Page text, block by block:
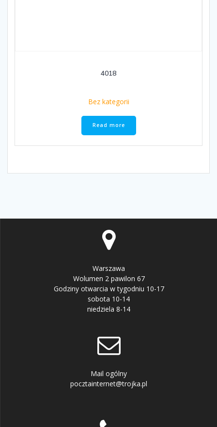
4018
Bez kategorii
Read more
Warszawa
Wolumen 2 pawilon 67
Godziny otwarcia w tygodniu 10-17
sobota 10-14
niedziela 8-14
Mail ogólny
pocztainternet@trojka.pl